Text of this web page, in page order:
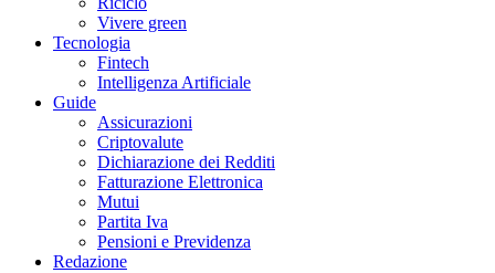
Vivere green
Tecnologia
Fintech
Intelligenza Artificiale
Guide
Assicurazioni
Criptovalute
Dichiarazione dei Redditi
Fatturazione Elettronica
Mutui
Partita Iva
Pensioni e Previdenza
Redazione